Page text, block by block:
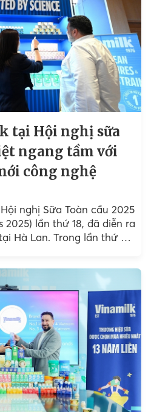
tại Hội nghị sữa
ngang tầm với
công nghệ
nghị Sữa Toàn cầu 2025
2025) lần thứ 18, đã diễn ra
Hà Lan. Trong lần thứ 5